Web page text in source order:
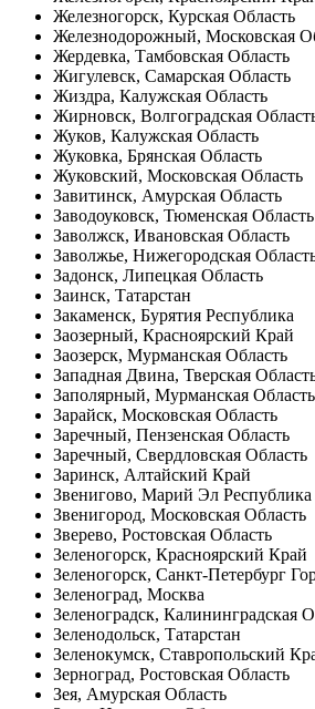
Железногорск, Курская Область
Железнодорожный, Московская
Жердевка, Тамбовская Область
Жигулевск, Самарская Область
Жиздра, Калужская Область
Жирновск, Волгоградская
Жуков, Калужская Область
Жуковка, Брянская Область
Жуковский, Московская Область
Завитинск, Амурская Область
Заводоуковск, Тюменская Область
Заволжск, Ивановская Область
Заволжье, Нижегородская
Задонск, Липецкая Область
Заинск, Татарстан
Закаменск, Бурятия Республика
Заозерный, Красноярский Край
Заозерск, Мурманская Область
Западная Двина, Тверская
Заполярный, Мурманская Область
Зарайск, Московская Область
Заречный, Пензенская Область
Заречный, Свердловская Область
Заринск, Алтайский Край
Звенигово, Марий Эл Республика
Звенигород, Московская Область
Зверево, Ростовская Область
Зеленогорск, Красноярский Край
Зеленогорск, Санкт-Петербург
Зеленоград, Москва
Зеленоградск, Калининградская
Зеленодольск, Татарстан
Зеленокумск, Ставропольский
Зерноград, Ростовская Область
Зея, Амурская Область